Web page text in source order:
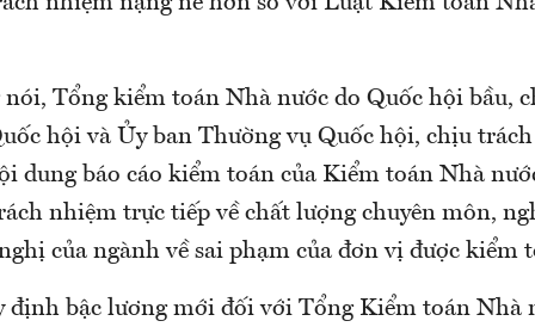
nói, Tổng kiểm toán Nhà nước do Quốc hội bầu,
hội và Ủy ban Thường vụ Quốc hội, chịu
dung báo cáo kiểm toán của Kiểm toán Nhà
nhiệm trực tiếp về chất lượng chuyên môn,
của ngành về sai phạm của đơn vị được kiểm
định bậc lương mới đối với Tổng Kiểm toán Nhà